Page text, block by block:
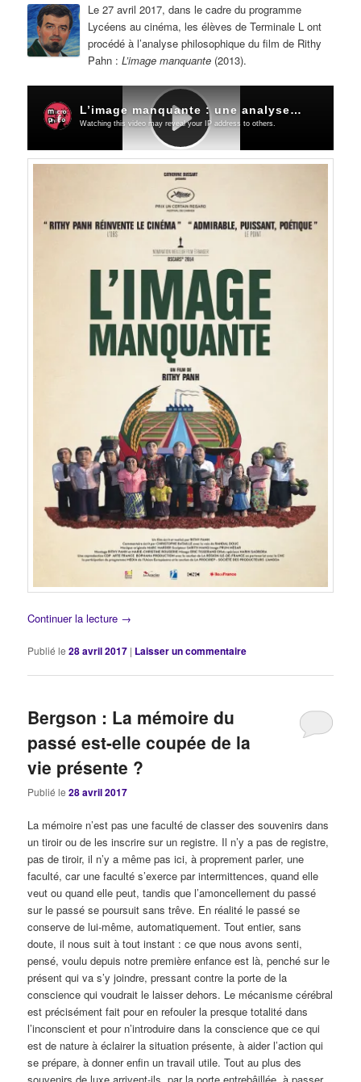
Le 27 avril 2017, dans le cadre du programme
Lycéens au cinéma, les élèves de Terminale L ont
procédé à l’analyse philosophique du film de Rithy
Pahn :L’image manquante (2013).
Continuer la lecture →
Publié le28 avril 2017 | Laisser un commentaire
Bergson : La mémoire du
passé est-elle coupée de la
vie présente ?
Publié le28 avril 2017
La mémoire n’est pas une faculté de classer des souvenirs dans
un tiroir ou de les inscrire sur un registre. Il n’y a pas de registre,
pas de tiroir, il n’y a même pas ici, à proprement parler, une
faculté, car une faculté s’exerce par intermittences, quand elle
veut ou quand elle peut, tandis que l’amoncellement du passé
sur le passé se poursuit sans trêve. En réalité le passé se
conserve de lui-même, automatiquement. Tout entier, sans
doute, il nous suit à tout instant : ce que nous avons senti,
pensé, voulu depuis notre première enfance est là, penché sur le
présent qui va s’y joindre, pressant contre la porte de la
conscience qui voudrait le laisser dehors. Le mécanisme cérébral
est précisément fait pour en refouler la presque totalité dans
l’inconscient et pour n’introduire dans la conscience que ce qui
est de nature à éclairer la situation présente, à aider l’action qui
se prépare, à donner enfin un travail utile. Tout au plus des